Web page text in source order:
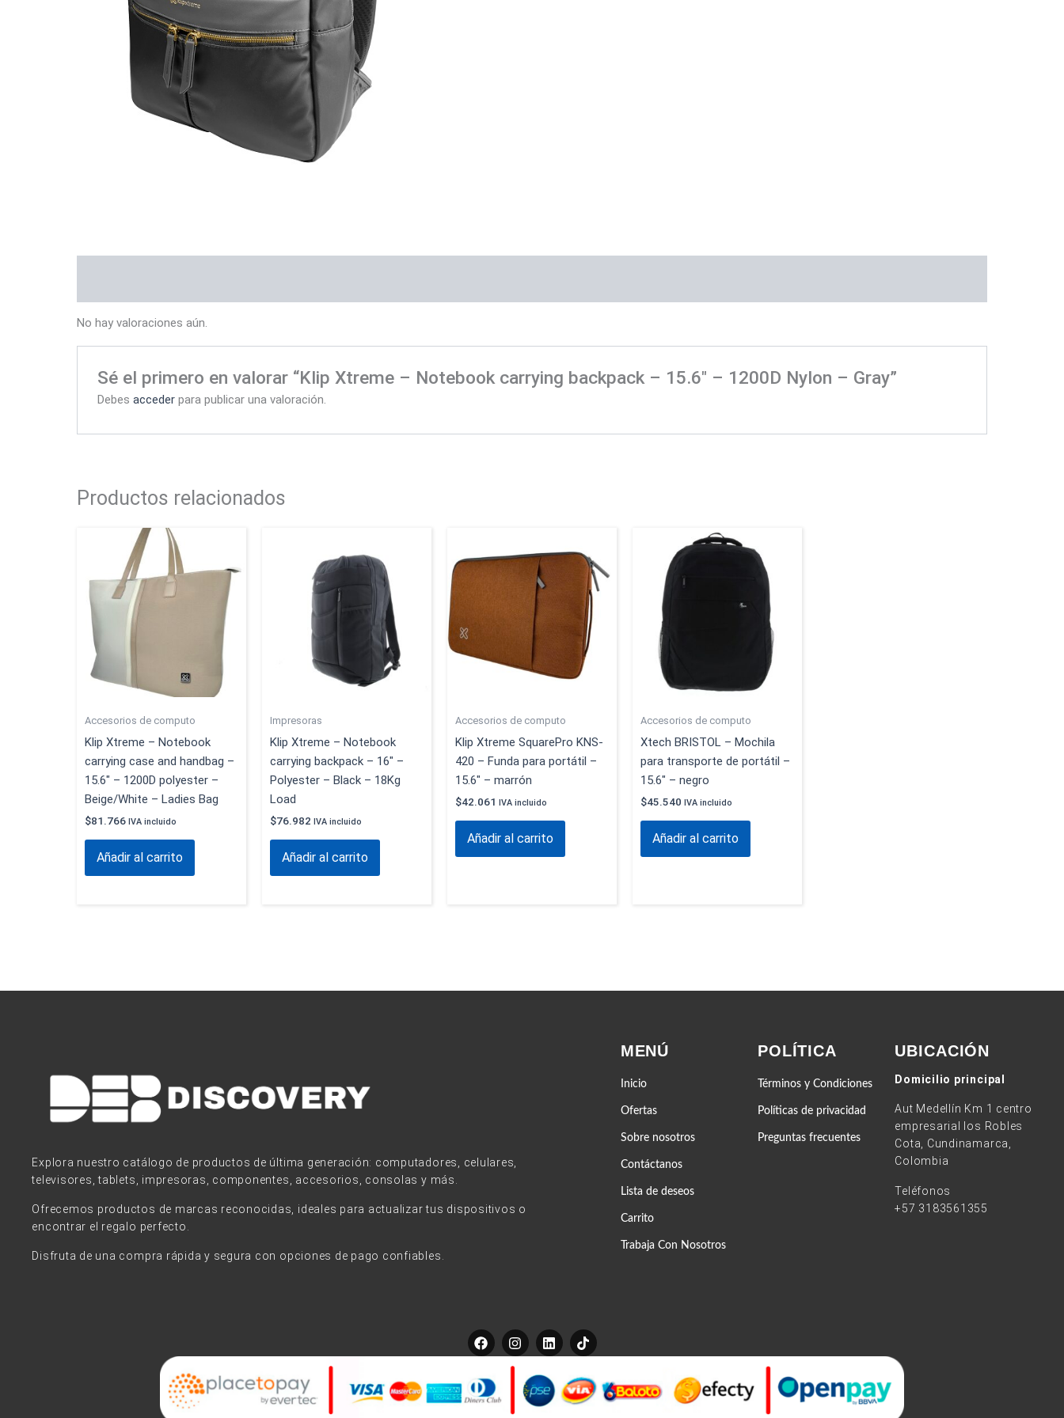
No hay valoraciones aún.
Sé el primero en valorar “Klip Xtreme – Notebook carrying backpack – 15.6″ – 1200D Nylon – Gray”
Debesacceder para publicar una valoración.
Productos relacionados
Accesorios de computo
Klip Xtreme – Notebook
carrying case and handbag –
15.6″ – 1200D polyester –
Beige/White – Ladies Bag
$81.766 IVA incluido
Añadir al carrito
Impresoras
Klip Xtreme – Notebook
carrying backpack – 16″ –
Polyester – Black – 18Kg
Load
$76.982 IVA incluido
Añadir al carrito
Accesorios de computo
Klip Xtreme SquarePro KNS-
420 – Funda para portátil –
15.6″ – marrón
$42.061 IVA incluido
Añadir al carrito
Accesorios de computo
Xtech BRISTOL – Mochila
para transporte de portátil –
15.6″ – negro
$45.540 IVA incluido
Añadir al carrito
Explora nuestro catálogo de productos de última generación: computadores, celulares,
televisores, tablets, impresoras, componentes, accesorios, consolas y más.
Ofrecemos productos de marcas reconocidas, ideales para actualizar tus dispositivos o
encontrar el regalo perfecto.
Disfruta de una compra rápida y segura con opciones de pago confiables.
MENÚ
Inicio
Ofertas
Sobre nosotros
Contáctanos
Lista de deseos
Carrito
Trabaja Con Nosotros
POLÍTICA
Términos y Condiciones
Políticas de privacidad
Preguntas frecuentes
UBICACIÓN
Domicilio principal
Aut Medellín Km 1 centro
empresarial los Robles
Cota, Cundinamarca,
Colombia
Teléfonos
+57 3183561355
F
a
e
b
o
I
n
s
L
i
k
e
d
T
i
t
o
k